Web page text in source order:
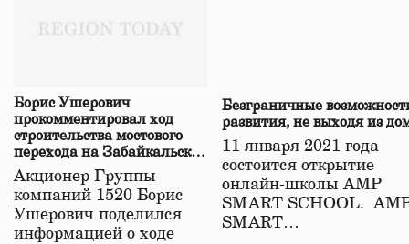
Борис Ушерович
прокомментировал ход
строительства мостового
перехода на Забайкальской
железной дороге
Акционер Группы
компаний 1520 Борис
Ушерович поделился
информацией о ходе
Безграничные
развития, не выходя из
11 января 2021 года
состоится открытие
онлайн-школы АМР
SMART SCHOOL.
SMART…